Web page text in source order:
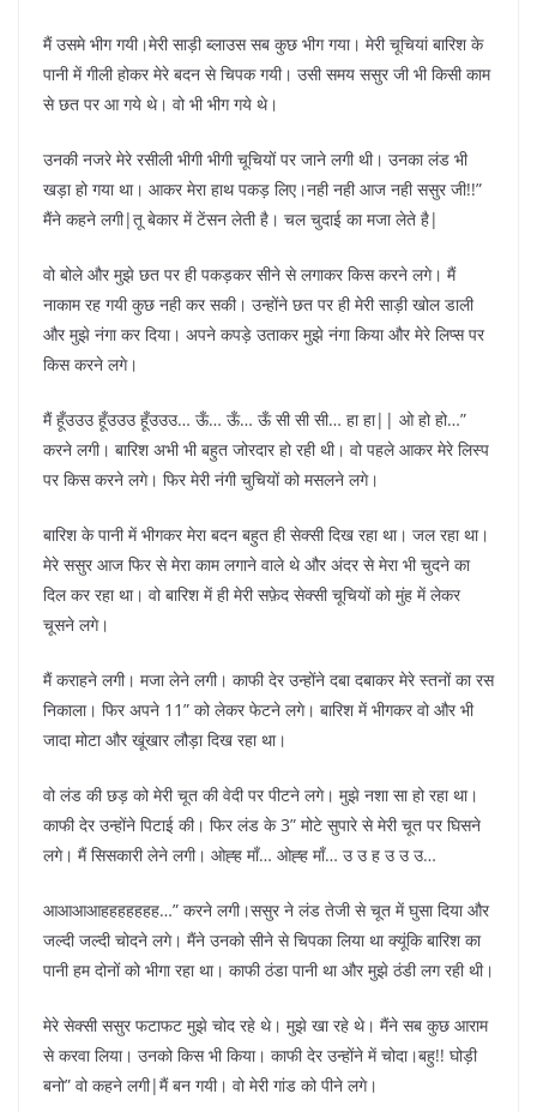
मैं उसमे भीग गयी।मेरी साड़ी ब्लाउस सब कुछ भीग गया। मेरी चूचियां बारिश के
पानी में गीली होकर मेरे बदन से चिपक गयी। उसी समय ससुर जी भी किसी काम
से छत पर आ गये थे। वो भी भीग गये थे।
उनकी नजरे मेरे रसीली भीगी भीगी चूचियों पर जाने लगी थी। उनका लंड भी
खड़ा हो गया था। आकर मेरा हाथ पकड़ लिए।नही नही आज नही ससुर जी!!”
मैंने कहने लगी|तू बेकार में टेंसन लेती है। चल चुदाई का मजा लेते है|
वो बोले और मुझे छत पर ही पकड़कर सीने से लगाकर किस करने लगे। मैं
नाकाम रह गयी कुछ नही कर सकी। उन्होंने छत पर ही मेरी साड़ी खोल डाली
और मुझे नंगा कर दिया। अपने कपड़े उताकर मुझे नंगा किया और मेरे लिप्स पर
किस करने लगे।
मैं हूँउउउ हूँउउउ हूँउउउ… ऊँ… ऊँ… ऊँ सी सी सी… हा हा|| ओ हो हो…”
करने लगी। बारिश अभी भी बहुत जोरदार हो रही थी। वो पहले आकर मेरे लिस्प
पर किस करने लगे। फिर मेरी नंगी चुचियों को मसलने लगे।
बारिश के पानी में भीगकर मेरा बदन बहुत ही सेक्सी दिख रहा था। जल रहा था।
मेरे ससुर आज फिर से मेरा काम लगाने वाले थे और अंदर से मेरा भी चुदने का
दिल कर रहा था। वो बारिश में ही मेरी सफ़ेद सेक्सी चूचियों को मुंह में लेकर
चूसने लगे।
मैं कराहने लगी। मजा लेने लगी। काफी देर उन्होंने दबा दबाकर मेरे स्तनों का रस
निकाला। फिर अपने 11” को लेकर फेटने लगे। बारिश में भीगकर वो और भी
जादा मोटा और खूंखार लौड़ा दिख रहा था।
वो लंड की छड़ को मेरी चूत की वेदी पर पीटने लगे। मुझे नशा सा हो रहा था।
काफी देर उन्होंने पिटाई की। फिर लंड के 3” मोटे सुपारे से मेरी चूत पर घिसने
लगे। मैं सिसकारी लेने लगी। ओह्ह माँ… ओह्ह माँ… उ उ ह उ उ उ…
आआआआहहहहहहह…” करने लगी।ससुर ने लंड तेजी से चूत में घुसा दिया और
जल्दी जल्दी चोदने लगे। मैंने उनको सीने से चिपका लिया था क्यूंकि बारिश का
पानी हम दोनों को भीगा रहा था। काफी ठंडा पानी था और मुझे ठंडी लग रही थी।
मेरे सेक्सी ससुर फटाफट मुझे चोद रहे थे। मुझे खा रहे थे। मैंने सब कुछ आराम
से करवा लिया। उनको किस भी किया। काफी देर उन्होंने में चोदा।बहु!! घोड़ी
बनो” वो कहने लगी|मैं बन गयी। वो मेरी गांड को पीने लगे।